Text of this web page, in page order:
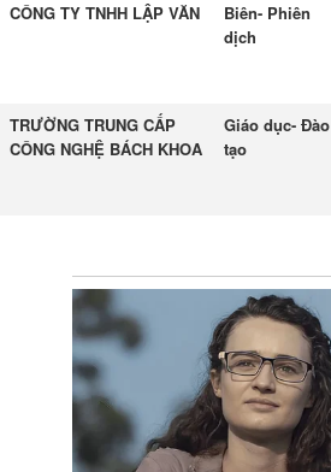
CÔNG TY TNHH LẬP VĂN
Biên- Phiên
dịch
TRƯỜNG TRUNG CẤP
CÔNG NGHỆ BÁCH KHOA
Giáo dục- Đào
tạo